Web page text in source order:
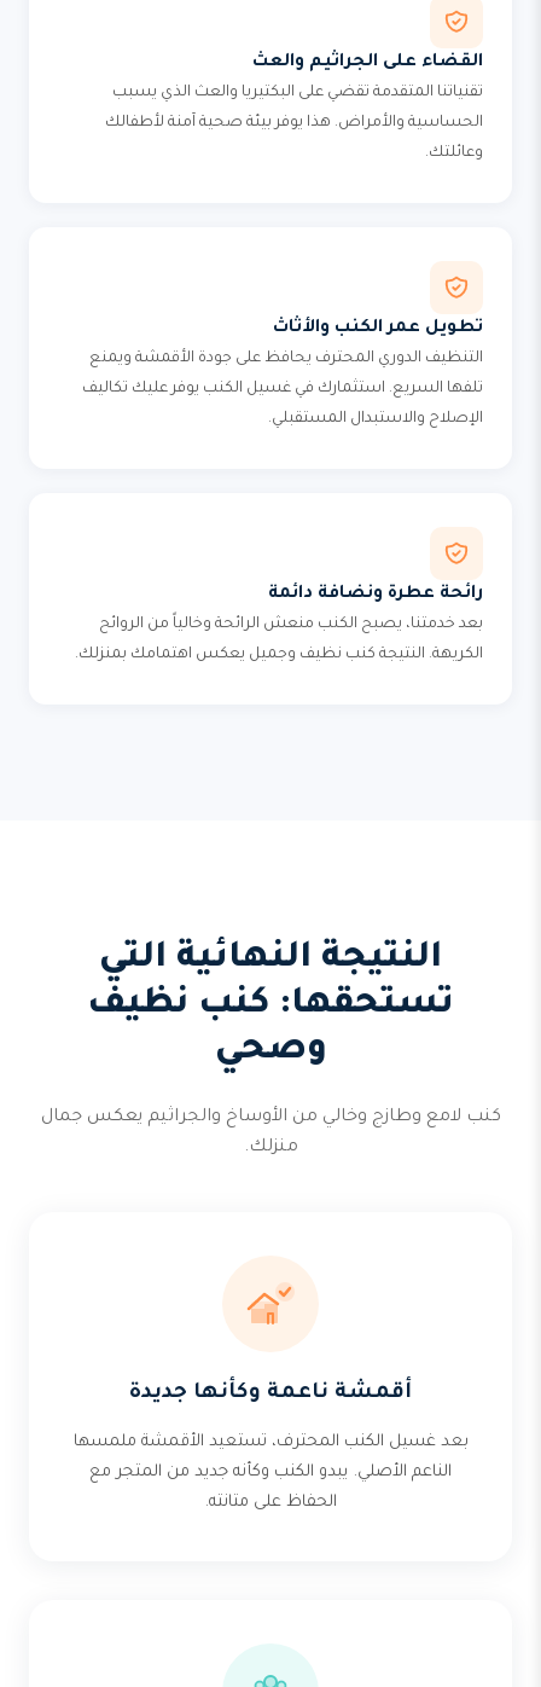
القضاء على الجراثيم والعث
تقنياتنا المتقدمة تقضي على البكتيريا والعث الذي يسبب
الحساسية والأمراض. هذا يوفر بيئة صحية آمنة لأطفالك
وعائلتك.
تطويل عمر الكنب والأثاث
التنظيف الدوري المحترف يحافظ على جودة الأقمشة ويمنع
تلفها السريع. استثمارك في غسيل الكنب يوفر عليك تكاليف
الإصلاح والاستبدال المستقبلي.
رائحة عطرة ونضافة دائمة
بعد خدمتنا، يصبح الكنب منعش الرائحة وخالياً من الروائح
الكريهة. النتيجة كنب نظيف وجميل يعكس اهتمامك بمنزلك.
النتيجة النهائية التي
تستحقها: كنب نظيف
وصحي
كنب لامع وطازج وخالي من الأوساخ والجراثيم يعكس جمال
منزلك.
أقمشة ناعمة وكأنها جديدة
بعد غسيل الكنب المحترف، تستعيد الأقمشة ملمسها
الناعم الأصلي. يبدو الكنب وكأنه جديد من المتجر مع
الحفاظ على متانته.